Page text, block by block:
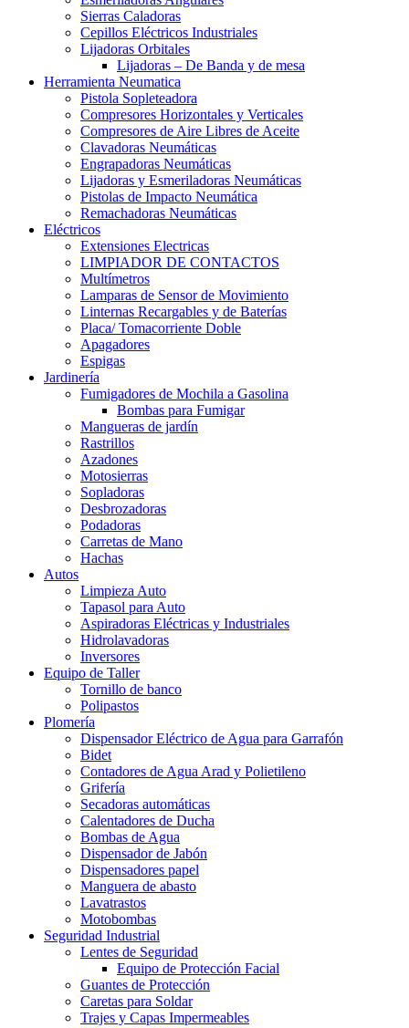
Sierras Caladoras
Cepillos Eléctricos Industriales
Lijadoras Orbitales
Lijadoras – De Banda y de mesa
Herramienta Neumatica
Pistola Sopleteadora
Compresores Horizontales y Verticales
Compresores de Aire Libres de Aceite
Clavadoras Neumáticas
Engrapadoras Neumáticas
Lijadoras y Esmeriladoras Neumáticas
Pistolas de Impacto Neumática
Remachadoras Neumáticas
Eléctricos
Extensiones Electricas
LIMPIADOR DE CONTACTOS
Multímetros
Lamparas de Sensor de Movimiento
Linternas Recargables y de Baterías
Placa/ Tomacorriente Doble
Apagadores
Espigas
Jardinería
Fumigadores de Mochila a Gasolina
Bombas para Fumigar
Mangueras de jardín
Rastrillos
Azadones
Motosierras
Sopladoras
Desbrozadoras
Podadoras
Carretas de Mano
Hachas
Autos
Limpieza Auto
Tapasol para Auto
Aspiradoras Eléctricas y Industriales
Hidrolavadoras
Inversores
Equipo de Taller
Tornillo de banco
Polipastos
Plomería
Dispensador Eléctrico de Agua para Garrafón
Bidet
Contadores de Agua Arad y Polietileno
Grifería
Secadoras automáticas
Calentadores de Ducha
Bombas de Agua
Dispensador de Jabón
Dispensadores papel
Manguera de abasto
Lavatrastos
Motobombas
Seguridad Industrial
Lentes de Seguridad
Equipo de Protección Facial
Guantes de Protección
Caretas para Soldar
Trajes y Capas Impermeables